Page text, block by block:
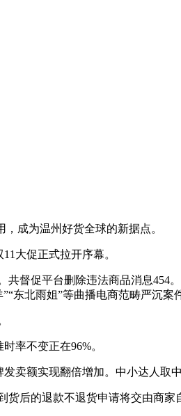
成为温州好货全球的新据点。
大促正式拉开序幕。
督促平台删除违法商品消息454
东北雨姐”等曲播电商范畴严沉案
率不变正在96%。
额实现翻倍增加。中小达人取
后的退款不退货申请将交由商家